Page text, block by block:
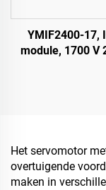
YMIF2400-17,
module, 1700 V
Het servomotor
overtuigende
maken in